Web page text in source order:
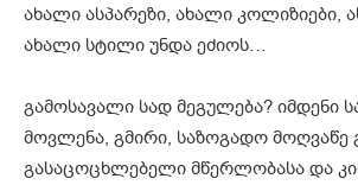
ახალი ასპარეზი, ახალი კოლიზიები,
ახალი სტილი უნდა ეძიოს…
გამოსავალი სად მეგულება? იმდენი
მოვლენა, გმირი, საზოგადო მოღვაწე
გასაცოცხლებელი მწერლობასა და